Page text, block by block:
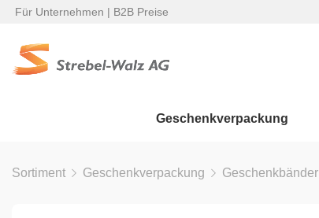
Für Unternehmen | B2B Preise
Geschenkverpackung
Sortiment Geschenkverpackung Geschenkbänder